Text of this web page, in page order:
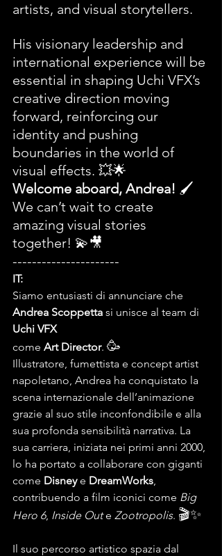
artists, and visual storytellers.
His visionary leadership and
international experience will be
essential in shaping Uchi VFX’s
creative direction moving
forward, reinforcing our
identity and pushing
boundaries in the world of
visual effects. 💥🌟
Welcome aboard, Andrea! 🖌️
We can’t wait to create
amazing visual stories
together! 💫🎥
----------------------
IT:
Siamo entusiasti di annunciare che
Andrea Scoppetta si unisce al team di
Uchi VFX
come Art Director. 🥳
Illustratore, fumettista e concept artist
napoletano, Andrea ha conquistato la
scena internazionale dell’animazione
grazie al suo stile inconfondibile e alla
sua profonda sensibilità narrativa. La
sua carriera, iniziata nei primi anni 2000,
lo ha portato a collaborare con giganti
come Disney e DreamWorks,
contribuendo a film iconici come Big
Hero 6, Inside Out e Zootropolis. 🎬✨
Il suo percorso artistico spazia dal